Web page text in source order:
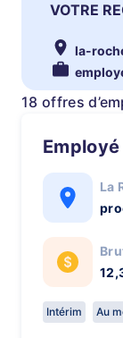
VOTRE
la-
18 offres
La
Intérim Au